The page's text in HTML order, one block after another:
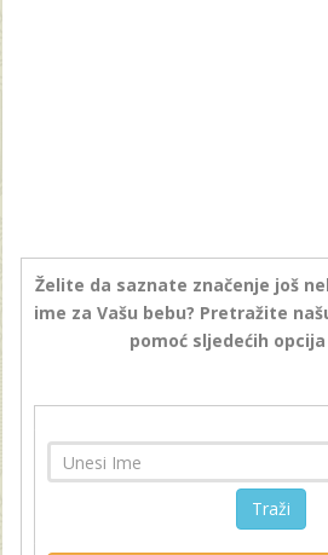
Želite da saznate značenje još
ime za Vašu bebu? Pretražite
pomoć sljedećih
Traži